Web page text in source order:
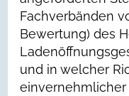
Fachverbänden
Bewertung) des
und in welcher
einvernehmlicher